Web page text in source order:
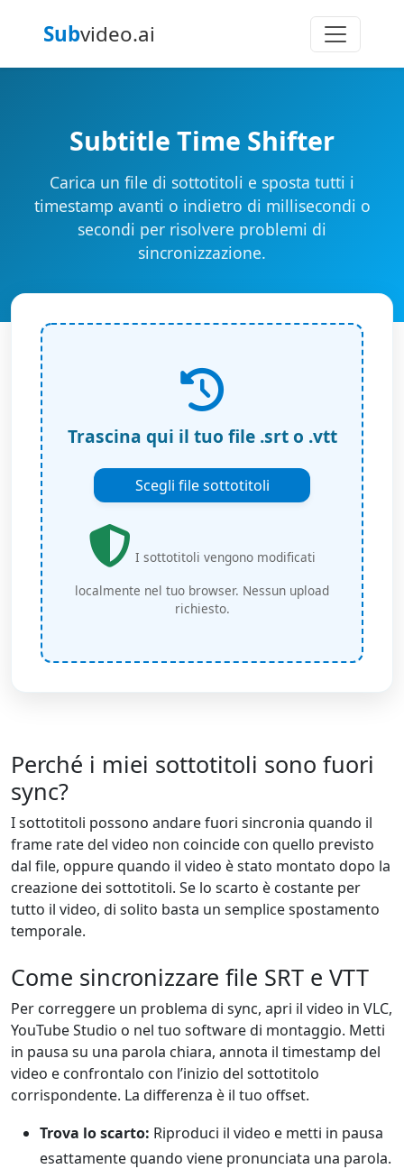
Subvideo.ai
Subtitle Time Shifter
Carica un file di sottotitoli e sposta tutti i
timestamp avanti o indietro di millisecondi o
secondi per risolvere problemi di
sincronizzazione.
Trascina qui il tuo file .srt o .vtt
Scegli file sottotitoli
I sottotitoli vengono modificati
localmente nel tuo browser. Nessun upload
richiesto.
Perché i miei sottotitoli sono fuori
sync?
I sottotitoli possono andare fuori sincronia quando il
frame rate del video non coincide con quello previsto
dal file, oppure quando il video è stato montato dopo la
creazione dei sottotitoli. Se lo scarto è costante per
tutto il video, di solito basta un semplice spostamento
temporale.
Come sincronizzare file SRT e VTT
Per correggere un problema di sync, apri il video in VLC,
YouTube Studio o nel tuo software di montaggio. Metti
in pausa su una parola chiara, annota il timestamp del
video e confrontalo con l’inizio del sottotitolo
corrispondente. La differenza è il tuo offset.
Trova lo scarto: Riproduci il video e metti in pausa
esattamente quando viene pronunciata una parola.